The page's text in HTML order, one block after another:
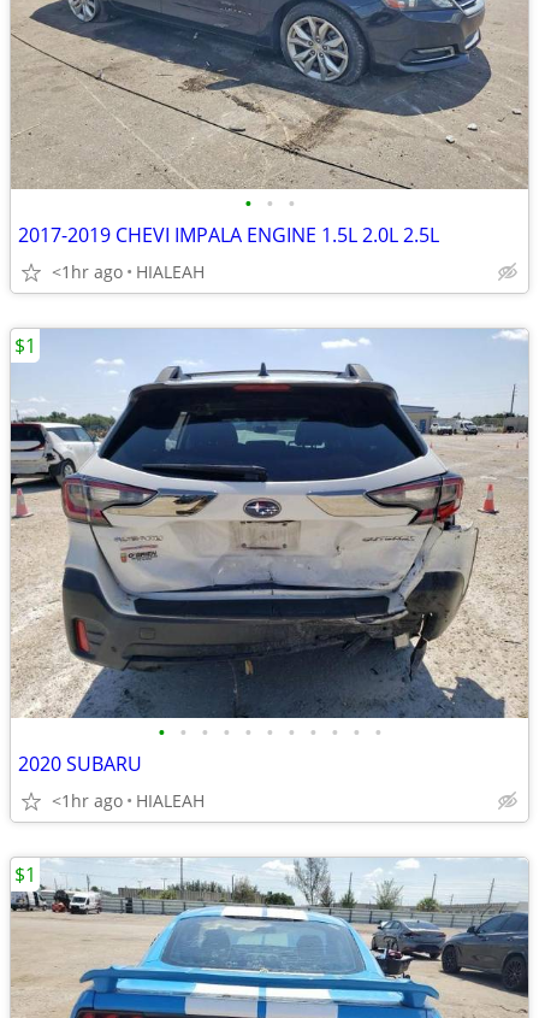
• • •
2017-2019 CHEVI IMPALA ENGINE 1.5L 2.0L 2.5L
<1hr ago HIALEAH
• • • • • • • • • • •
2020 SUBARU
<1hr ago HIALEAH
$1
$1